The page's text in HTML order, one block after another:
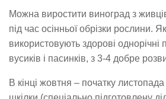
Можна виростити виноград з
під час осінньої обрізки рослини.
використовують здорові однорічні
вусиків і пасинків, з 3-4 добре
В кінці жовтня – початку